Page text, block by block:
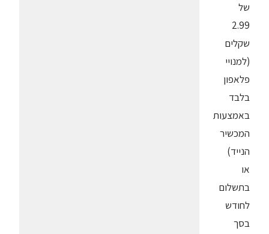
של
2.99
שקלים
(למנויי
פלאפון
בלבד
באמצעות
המכשיר
הנייד)
או
בתשלום
לחודש
בסך